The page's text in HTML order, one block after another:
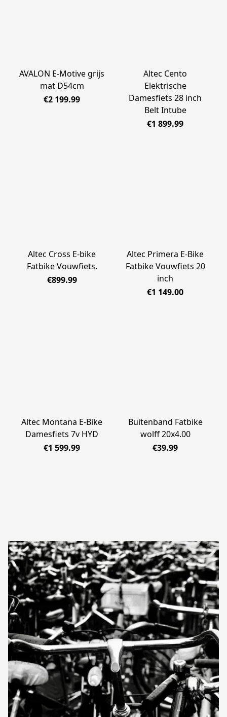
AVALON E-Motive grijs
mat D54cm
€2 199.99
Altec Cento
Elektrische
Damesfiets 28 inch
Belt Intube
€1 899.99
Altec Cross E-bike
Fatbike Vouwfiets.
€899.99
Altec Primera E-Bike
Fatbike Vouwfiets 20
inch
€1 149.00
Altec Montana E-Bike
Damesfiets 7v HYD
€1 599.99
Buitenband Fatbike
wolff 20x4.00
€39.99